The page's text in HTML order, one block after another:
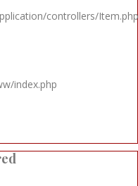
controllers/Item.php
index.php